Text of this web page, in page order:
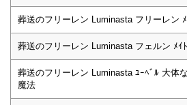
葬送のフリーレン Luminasta フリーレン
葬送のフリーレン Luminasta フェルン ﾒｲ
葬送のフリーレン Luminasta ﾕｰﾍﾞﾙ 大体
魔法